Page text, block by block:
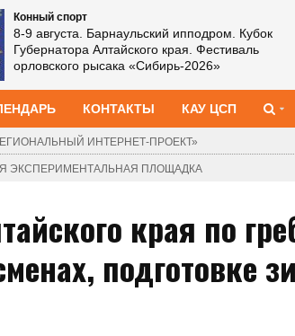
Конный спорт
8-9 августа. Барнаульский ипподром. Кубок
Губернатора Алтайского края. Фестиваль
орловского рысака «Сибирь‑2026»
КОНТАКТЫ КАУ ЦСП
ИНТЕРНЕТ-ПРОЕКТ»
ЭКСПЕРИМЕНТАЛЬНАЯ ПЛОЩАДКА
края по
подготовке